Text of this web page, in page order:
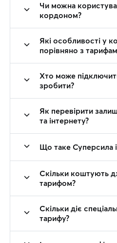
Чи можна
кордоном?
Які особливості у
порівняно з
Хто може
зробити?
Як перевірити
та інтернету?
Що таке Суперсила і
Скільки коштують
тарифом?
Скільки діє
тарифу?